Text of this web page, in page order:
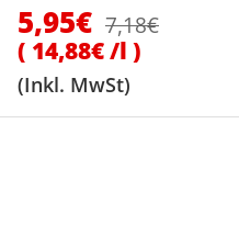
Verkaufspreis
5,95€ Normaler Preis
7,18€
Grundpreis
14,88€ /l
(Inkl. MwSt)